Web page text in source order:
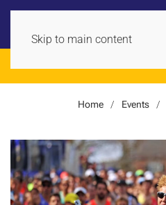
Skip to main content
Home Events